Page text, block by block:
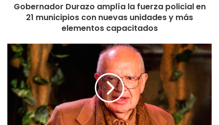
Gobernador Durazo amplía la fuerza policial en
21 municipios con nuevas unidades y más
elementos capacitados